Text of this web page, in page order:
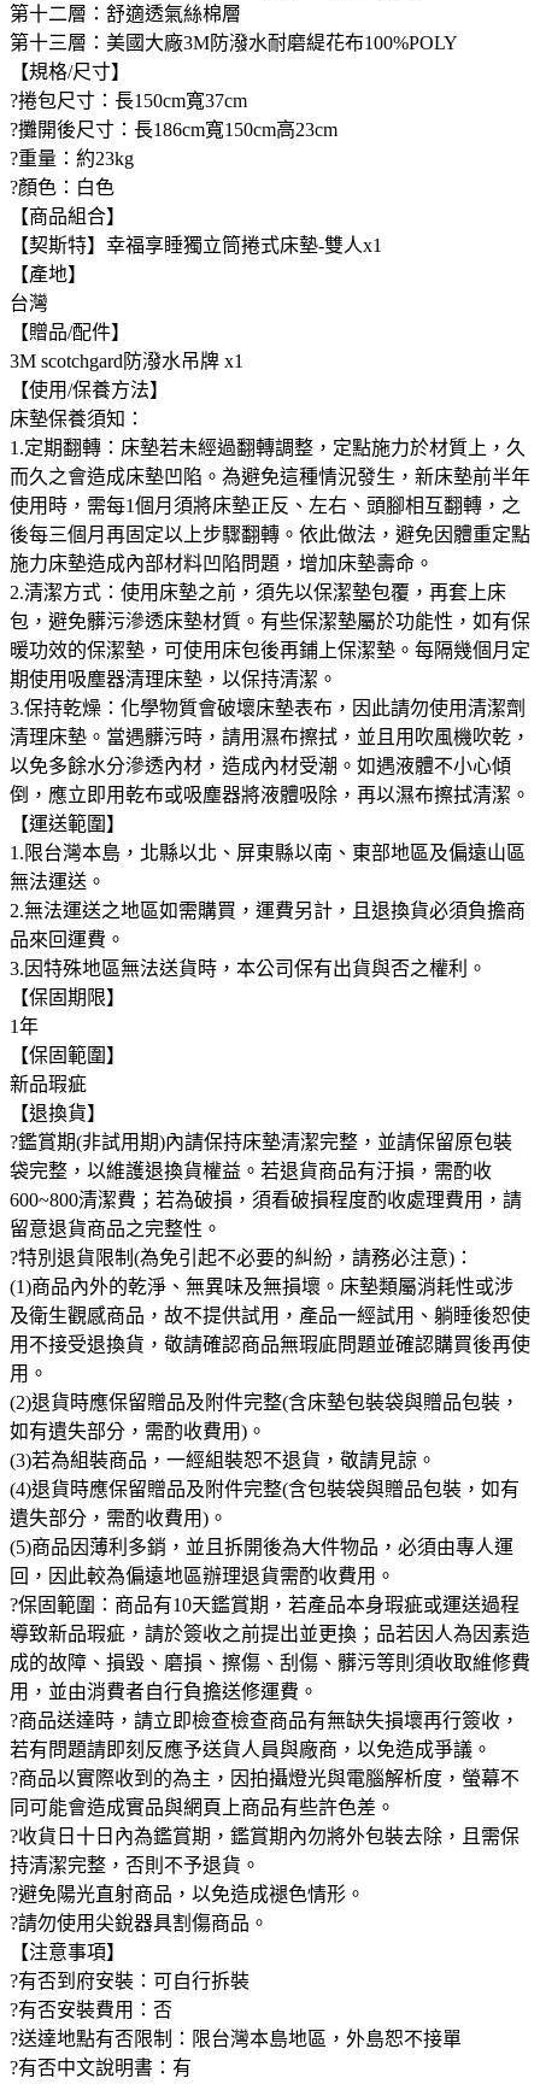
第十二層：舒適透氣絲棉層
第十三層：美國大廠3M防潑水耐磨緹花布100%POLY
【規格/尺寸】
?捲包尺寸：長150cm寬37cm
?攤開後尺寸：長186cm寬150cm高23cm
?重量：約23kg
?顏色：白色
【商品組合】
【契斯特】幸福享睡獨立筒捲式床墊-雙人x1
【產地】
台灣
【贈品/配件】
3M scotchgard防潑水吊牌 x1
【使用/保養方法】
床墊保養須知：
1.定期翻轉：床墊若未經過翻轉調整，定點施力於材質上，久
而久之會造成床墊凹陷。為避免這種情況發生，新床墊前半年
使用時，需每1個月須將床墊正反、左右、頭腳相互翻轉，之
後每三個月再固定以上步驟翻轉。依此做法，避免因體重定點
施力床墊造成內部材料凹陷問題，增加床墊壽命。
2.清潔方式：使用床墊之前，須先以保潔墊包覆，再套上床
包，避免髒污滲透床墊材質。有些保潔墊屬於功能性，如有保
暖功效的保潔墊，可使用床包後再鋪上保潔墊。每隔幾個月定
期使用吸塵器清理床墊，以保持清潔。
3.保持乾燥：化學物質會破壞床墊表布，因此請勿使用清潔劑
清理床墊。當遇髒污時，請用濕布擦拭，並且用吹風機吹乾，
以免多餘水分滲透內材，造成內材受潮。如遇液體不小心傾
倒，應立即用乾布或吸塵器將液體吸除，再以濕布擦拭清潔。
【運送範圍】
1.限台灣本島，北縣以北、屏東縣以南、東部地區及偏遠山區
無法運送。
2.無法運送之地區如需購買，運費另計，且退換貨必須負擔商
品來回運費。
3.因特殊地區無法送貨時，本公司保有出貨與否之權利。
【保固期限】
1年
【保固範圍】
新品瑕疵
【退換貨】
?鑑賞期(非試用期)內請保持床墊清潔完整，並請保留原包裝
袋完整，以維護退換貨權益。若退貨商品有汙損，需酌收
600~800清潔費；若為破損，須看破損程度酌收處理費用，請
留意退貨商品之完整性。
?特別退貨限制(為免引起不必要的糾紛，請務必注意)：
(1)商品內外的乾淨、無異味及無損壞。床墊類屬消耗性或涉
及衛生觀感商品，故不提供試用，產品一經試用、躺睡後恕使
用不接受退換貨，敬請確認商品無瑕庛問題並確認購買後再使
用。
(2)退貨時應保留贈品及附件完整(含床墊包裝袋與贈品包裝，
如有遺失部分，需酌收費用)。
(3)若為組裝商品，一經組裝恕不退貨，敬請見諒。
(4)退貨時應保留贈品及附件完整(含包裝袋與贈品包裝，如有
遺失部分，需酌收費用)。
(5)商品因薄利多銷，並且拆開後為大件物品，必須由專人運
回，因此較為偏遠地區辦理退貨需酌收費用。
?保固範圍：商品有10天鑑賞期，若產品本身瑕疵或運送過程
導致新品瑕疵，請於簽收之前提出並更換；品若因人為因素造
成的故障、損毀、磨損、擦傷、刮傷、髒污等則須收取維修費
用，並由消費者自行負擔送修運費。
?商品送達時，請立即檢查檢查商品有無缺失損壞再行簽收，
若有問題請即刻反應予送貨人員與廠商，以免造成爭議。
?商品以實際收到的為主，因拍攝燈光與電腦解析度，螢幕不
同可能會造成實品與網頁上商品有些許色差。
?收貨日十日內為鑑賞期，鑑賞期內勿將外包裝去除，且需保
持清潔完整，否則不予退貨。
?避免陽光直射商品，以免造成褪色情形。
?請勿使用尖銳器具割傷商品。
【注意事項】
?有否到府安裝：可自行拆裝
?有否安裝費用：否
?送達地點有否限制：限台灣本島地區，外島恕不接單
?有否中文說明書：有